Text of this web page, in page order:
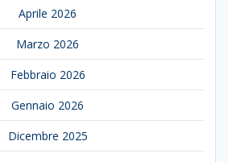
Aprile 2026
Marzo 2026
Febbraio 2026
Gennaio 2026
Dicembre 2025